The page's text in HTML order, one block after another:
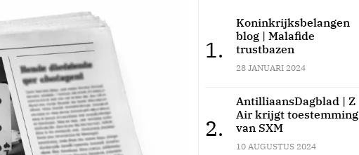
1.
Koninkrijksbelangen
blog | Malafide
trustbazen
28 JANUARI 2024
2.
AntilliaansDagblad | Z
Air krijgt toestemming
van SXM
10 AUGUSTUS 2024